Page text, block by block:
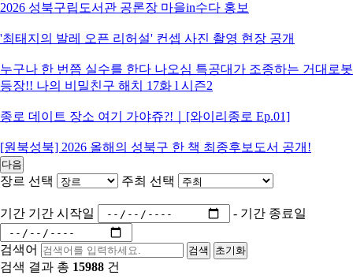
2026 성북구립도서관 공론장 마을in수다 홍보
'최태지의 발레 오픈 리허설' 컨셉 사진 촬영 현장 공개
누구나 한 번쯤 실수를 한다 나오심 특공대가 조종하는 거대로봇
등장!! 나의 비밀친구 해치 17화 l 시즌2
종로 데이트 장소 여기 가야쥬?!｜[와이리종로 Ep.01]
[원북성북] 2026 올해의 성북구 한 책 최종후보도서 공개!
다음
장르 선택 주최 선택
기간 기간 시작일 - 기간 종료일
검색어 검색 초기화
검색 결과 총 15988 건